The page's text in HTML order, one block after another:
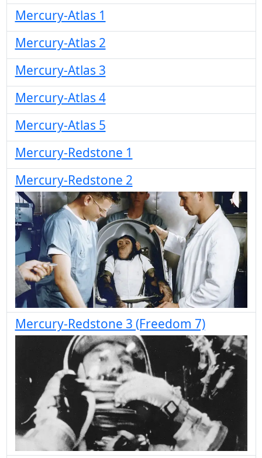
Mercury-Atlas 1
Mercury-Atlas 2
Mercury-Atlas 3
Mercury-Atlas 4
Mercury-Atlas 5
Mercury-Redstone 1
Mercury-Redstone 2
Mercury-Redstone 3 (Freedom 7)